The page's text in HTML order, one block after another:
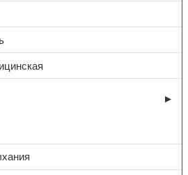
в комплекте с костюмом
480